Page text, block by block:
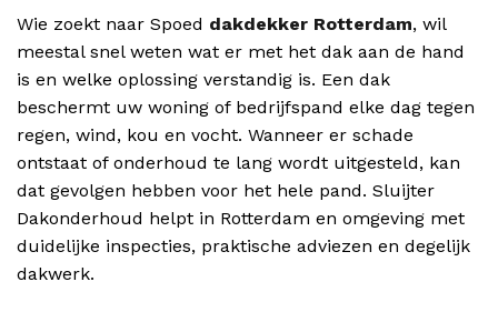
Wie zoekt naar Spoed dakdekker Rotterdam, wil
meestal snel weten wat er met het dak aan de hand
is en welke oplossing verstandig is. Een dak
beschermt uw woning of bedrijfspand elke dag tegen
regen, wind, kou en vocht. Wanneer er schade
ontstaat of onderhoud te lang wordt uitgesteld, kan
dat gevolgen hebben voor het hele pand. Sluijter
Dakonderhoud helpt in Rotterdam en omgeving met
duidelijke inspecties, praktische adviezen en degelijk
dakwerk.